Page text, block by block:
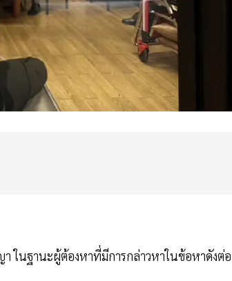
ในฐานะผู้ต้องหาที่มีการกล่าวหาในข้อหาดังต่อ